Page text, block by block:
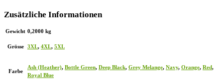
Zusätzliche Informationen
Gewicht 0,2000 kg
Grösse 3XL, 4XL, 5XL
Farbe
Ash (Heather), Bottle Green, Deep Black, Grey Melange, Navy, Orange, Red,
Royal Blue